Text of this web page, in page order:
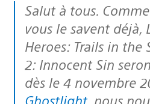
Salut à tous. Comme certains d’entre
vous le savent déjà,
Heroes: Trails in the
2: Innocent Sin
dès le 4 novembre
Ghostlight, nous